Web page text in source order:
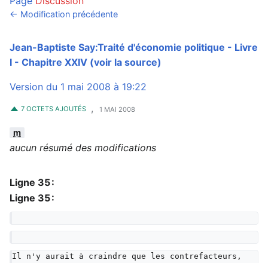
← Modification précédente
Jean-Baptiste Say:Traité d'économie politique - Livre
I - Chapitre XXIV (voir la source)
Version du 1 mai 2008 à 19:22
7 OCTETS AJOUTÉS , 1 MAI 2008
m
aucun résumé des modifications
Ligne 35 :
Ligne 35 :
Il n'y aurait à craindre que les contrefacteurs,